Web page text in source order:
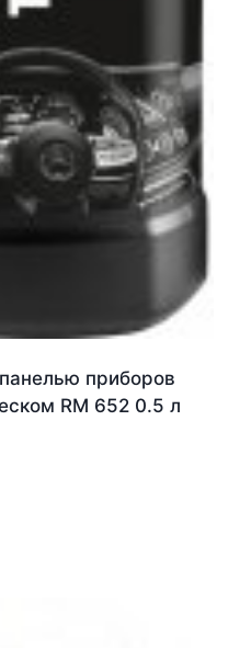
приборов
RM 652 0.5 л